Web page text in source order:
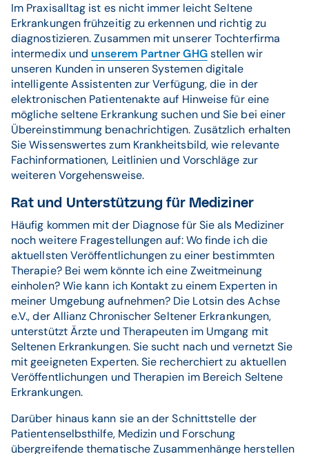
Im Praxisalltag ist es nicht immer leicht Seltene
Erkrankungen frühzeitig zu erkennen und richtig zu
diagnostizieren. Zusammen mit unserer Tochterfirma
intermedix und unserem Partner GHGstellen wir
unseren Kunden in unseren Systemen digitale
intelligente Assistenten zur Verfügung, die in der
elektronischen Patientenakte auf Hinweise für eine
mögliche seltene Erkrankung suchen und Sie bei einer
Übereinstimmung benachrichtigen. Zusätzlich erhalten
Sie Wissenswertes zum Krankheitsbild, wie relevante
Fachinformationen, Leitlinien und Vorschläge zur
weiteren Vorgehensweise.
Rat und Unterstützung für Mediziner
Häufig kommen mit der Diagnose für Sie als Mediziner
noch weitere Fragestellungen auf: Wo finde ich die
aktuellsten Veröffentlichungen zu einer bestimmten
Therapie? Bei wem könnte ich eine Zweitmeinung
einholen? Wie kann ich Kontakt zu einem Experten in
meiner Umgebung aufnehmen? Die Lotsin des Achse
e.V., der Allianz Chronischer Seltener Erkrankungen,
unterstützt Ärzte und Therapeuten im Umgang mit
Seltenen Erkrankungen. Sie sucht nach und vernetzt Sie
mit geeigneten Experten. Sie recherchiert zu aktuellen
Veröffentlichungen und Therapien im Bereich Seltene
Erkrankungen.
Darüber hinaus kann sie an der Schnittstelle der
Patientenselbsthilfe, Medizin und Forschung
übergreifende thematische Zusammenhänge herstellen